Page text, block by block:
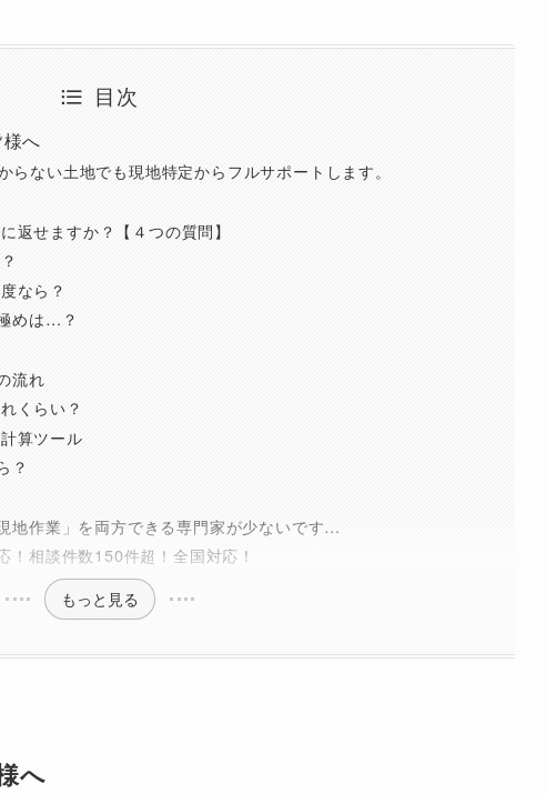
目次
へ
ない土地でも現地特定からフルサポートします。
返せますか？【４つの質問】
なら？
めは…？
流れ
くらい？
算ツール
？
地作業」を両方できる専門家が少ないです…
！相談件数150件超！全国対応！
もっと見る
へ